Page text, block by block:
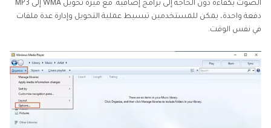
الصوت بكفاءة دون الحاجة إلى برامج إضافية. مع ميزة تحويل WMA إلى MP3
دفعة واحدة، يمكن للمستخدمين تبسيط عملية التحويل وإدارة عدة ملفات
في نفس الوقت.